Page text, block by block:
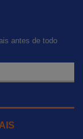
antes de todo